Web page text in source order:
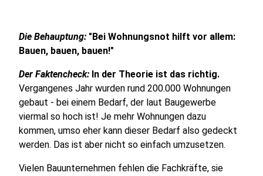
Die Behauptung: "Bei Wohnungsnot hilft vor allem:
Bauen, bauen, bauen!"
Der Faktencheck: In der Theorie ist das richtig.
Vergangenes Jahr wurden rund 200.000 Wohnungen
gebaut - bei einem Bedarf, der laut Baugewerbe
viermal so hoch ist! Je mehr Wohnungen dazu
kommen, umso eher kann dieser Bedarf also gedeckt
werden. Das ist aber nicht so einfach umzusetzen.
Vielen Bauunternehmen fehlen die Fachkräfte, sie